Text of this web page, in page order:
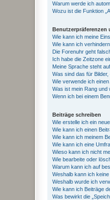
Warum werde ich
Wozu ist die Funktion
Benutzerpräferenzen
Wie kann ich meine
Wie kann ich
Die Forenuhr geht
Ich habe die Zeitzone
Meine Sprache steht
Was sind das für
Wie verwende ich
Was ist mein Rang und
Wenn ich bei einem
Beiträge schreiben
Wie erstelle ich ein
Wie kann ich einen
Wie kann ich meinem
Wie kann ich eine
Wieso kann ich nicht
Wie bearbeite oder
Warum kann ich auf
Weshalb kann ich
Weshalb wurde ich
Wie kann ich Beiträge
Was bewirkt die